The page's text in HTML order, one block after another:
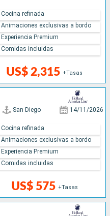
US$ 2,315 +Tasas
Cocina refinada
Animaciones exclusivas a bordo
Experiencia Premium
Comidas incluidas
San Diego 14/11/2026
US$ 575 +Tasas
Cocina refinada
Animaciones exclusivas a bordo
Experiencia Premium
Comidas incluidas